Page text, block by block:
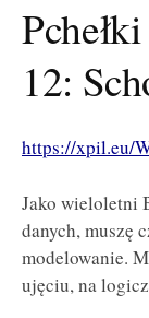
12:
https://xpil.eu/
Jako wieloletni
danych, muszę
modelowanie.
ujęciu, na